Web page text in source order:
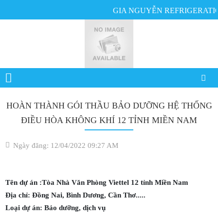
GIA NGUYỄN
HOÀN THÀNH GÓI THẦU BẢO DƯỠNG HỆ THỐNG
ĐIỀU HÒA KHÔNG KHÍ 12 TỈNH MIỀN NAM
Ngày đăng: 12/04/2022 09:27 AM
Tên dự án :Tòa Nhà Văn Phòng Viettel 12 tỉnh Miền Nam
Địa chỉ: Đồng Nai, Bình Dương, Cần Thơ.....
Loại dự án: Bảo dưỡng, dịch vụ